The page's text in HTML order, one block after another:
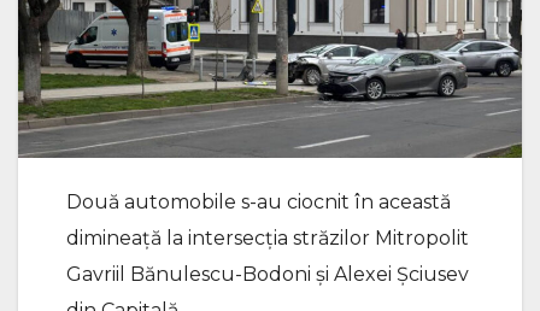
Două automobile s-au ciocnit în această
dimineață la intersecția străzilor Mitropolit
Gavriil Bănulescu-Bodoni și Alexei Șciusev